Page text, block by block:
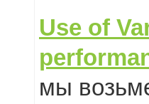
Use of
мы